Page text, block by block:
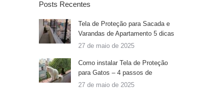
Posts Recentes
Tela de Proteção para Sacada e
Varandas de Apartamento 5 dicas
27 de maio de 2025
Como instalar Tela de Proteção
para Gatos – 4 passos de
27 de maio de 2025